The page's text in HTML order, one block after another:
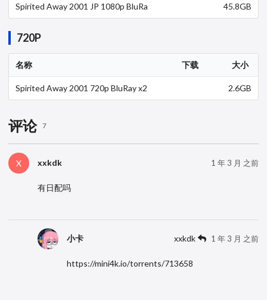
Spirited Away 2001 JP 1080p BluRa
45.8GB
720P
名称 下载 大小
Spirited Away 2001 720p BluRay x2
2.6GB
评论 7
X xxkdk 1 年 3 月 之前
有日配吗
小卡 xxkdk 1 年 3 月 之前
https://mini4k.io/torrents/713658